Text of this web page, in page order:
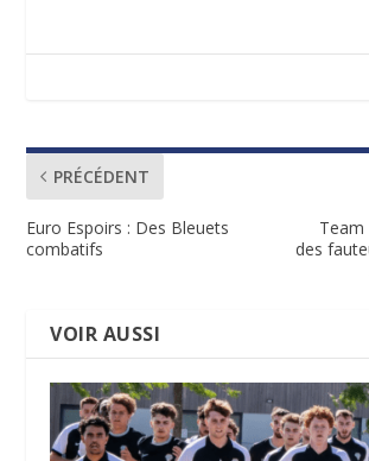
PRÉCÉDENT
Euro Espoirs : Des Bleuets
combatifs
Team
des
VOIR AUSSI